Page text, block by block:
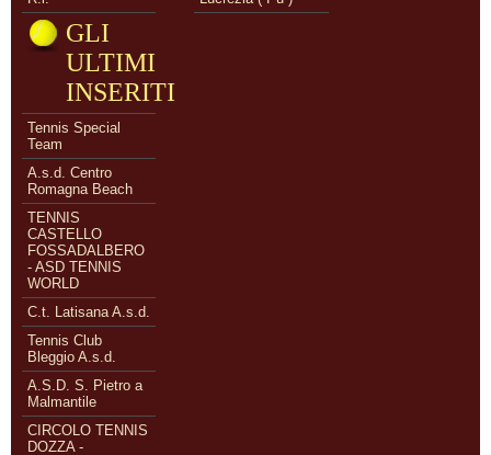
GLI
ULTIMI
INSERITI
Tennis Special
Team
A.s.d. Centro
Romagna Beach
TENNIS
CASTELLO
FOSSADALBERO
- ASD TENNIS
WORLD
C.t. Latisana A.s.d.
Tennis Club
Bleggio A.s.d.
A.S.D. S. Pietro a
Malmantile
CIRCOLO TENNIS
DOZZA -